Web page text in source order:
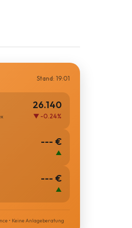
Stand: 19:01
26.140
▼ -0.24%
--- €
▲
--- €
▲
• Keine Anlageberatung